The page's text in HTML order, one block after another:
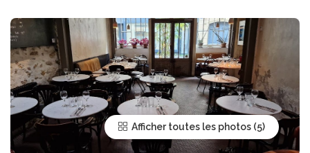
Afficher toutes les photos